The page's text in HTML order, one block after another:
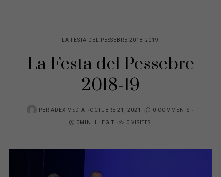
LA FESTA DEL PESSEBRE 2018-2019
La Festa del Pessebre
2018-19
PER ADEX MEDIA
POSTED
ON
OCTUBRE 21, 2021
0 COMMENTS
0MIN. LLEGIT
0 VISITES